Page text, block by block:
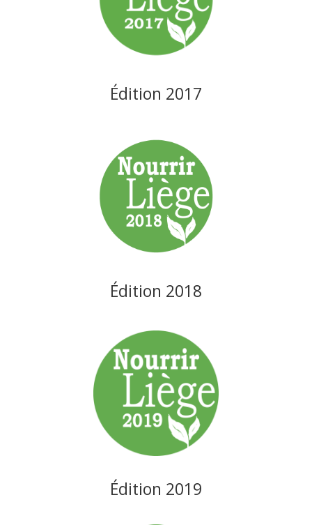
Édition 2017
Édition 2018
Édition 2019